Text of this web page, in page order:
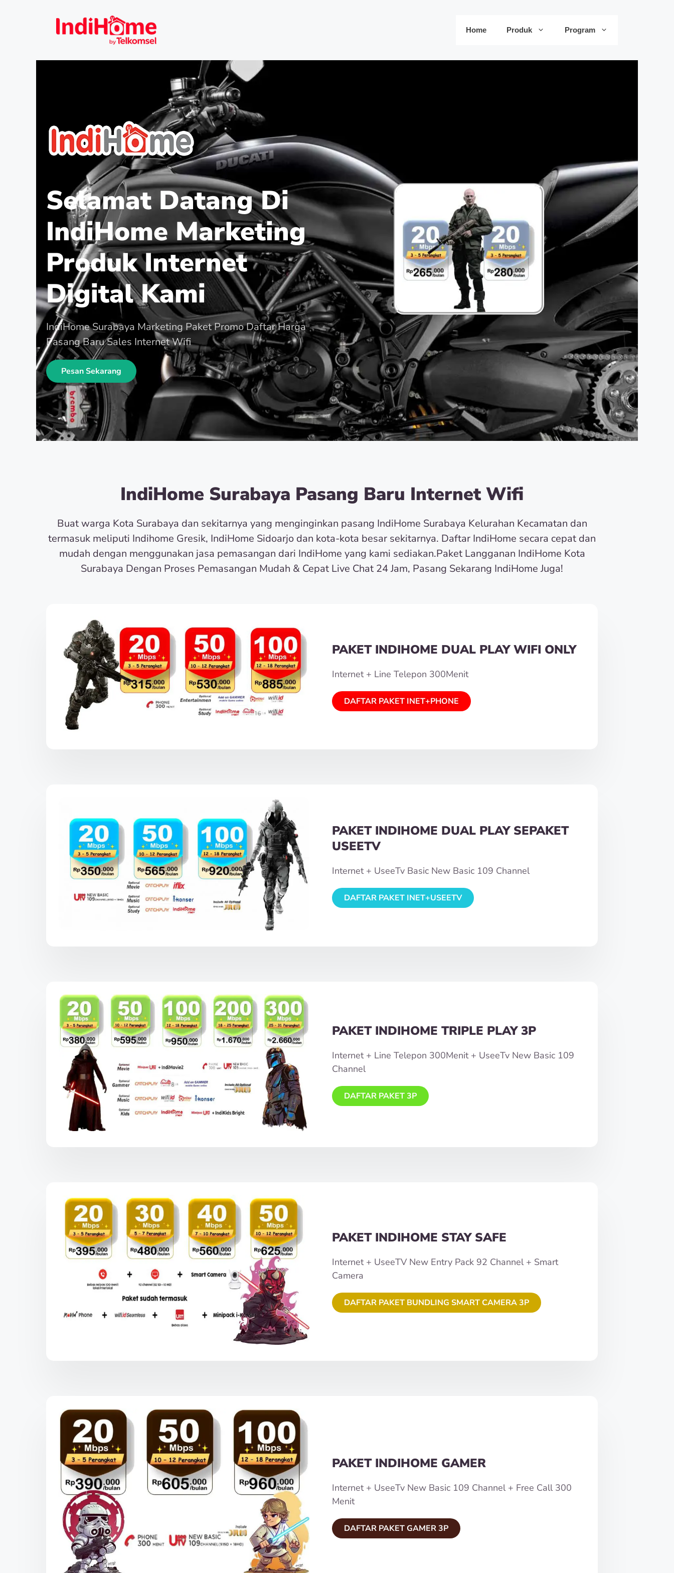
Home Produk Program
Selamat Datang Di
IndiHome Marketing
Produk Internet
Digital Kami
IndiHome Surabaya Marketing Paket Promo Daftar Harga
Pasang Baru Sales Internet Wifi
Pesan Sekarang
IndiHome Surabaya Pasang Baru Internet Wifi
Buat warga Kota Surabaya dan sekitarnya yang menginginkan pasang IndiHome Surabaya Kelurahan Kecamatan dan
termasuk meliputi Indihome Gresik, IndiHome Sidoarjo dan kota-kota besar sekitarnya. Daftar IndiHome secara cepat dan
mudah dengan menggunakan jasa pemasangan dari IndiHome yang kami sediakan.Paket Langganan IndiHome Kota
Surabaya Dengan Proses Pemasangan Mudah & Cepat Live Chat 24 Jam, Pasang Sekarang IndiHome Juga!
PAKET INDIHOME DUAL PLAY WIFI ONLY
Internet + Line Telepon 300Menit
DAFTAR PAKET INET+PHONE
PAKET INDIHOME DUAL PLAY SEPAKET
USEETV
Internet + UseeTv Basic New Basic 109 Channel
DAFTAR PAKET INET+USEETV
PAKET INDIHOME TRIPLE PLAY 3P
Internet + Line Telepon 300Menit + UseeTv New Basic 109
Channel
DAFTAR PAKET 3P
PAKET INDIHOME STAY SAFE
Internet + UseeTV New Entry Pack 92 Channel + Smart
Camera
DAFTAR PAKET BUNDLING SMART CAMERA 3P
PAKET INDIHOME GAMER
Internet + UseeTv New Basic 109 Channel + Free Call 300
Menit
DAFTAR PAKET GAMER 3P